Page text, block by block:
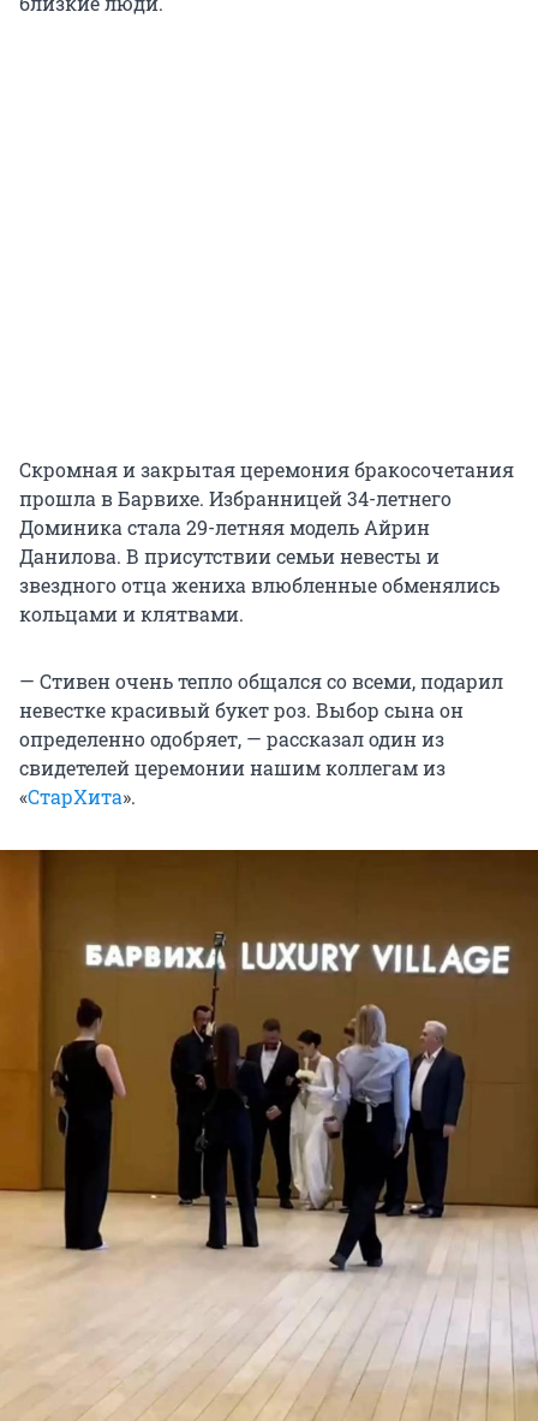
Скромная и закрытая церемония бракосочетания
прошла в Барвихе. Избранницей 34-летнего
Доминика стала 29-летняя модель Айрин
Данилова. В присутствии семьи невесты и
звездного отца жениха влюбленные обменялись
кольцами и клятвами.
— Стивен очень тепло общался со всеми, подарил
невестке красивый букет роз. Выбор сына он
определенно одобряет, — рассказал один из
свидетелей церемонии нашим коллегам из
«СтарХита».